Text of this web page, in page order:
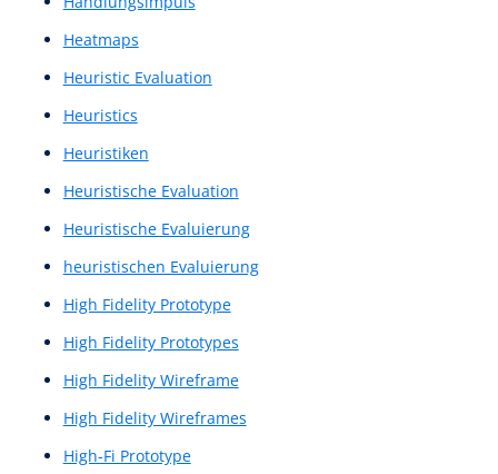
Figma Design
Figma Prototyp
Figma Prototype
Figma-Design
finaler Entwurf
Finalisiertes Wireframe
Gestaltung digitaler Interaktionen
Grafikdesigns
Grafisch detaillierter Wireframe
Graphic design